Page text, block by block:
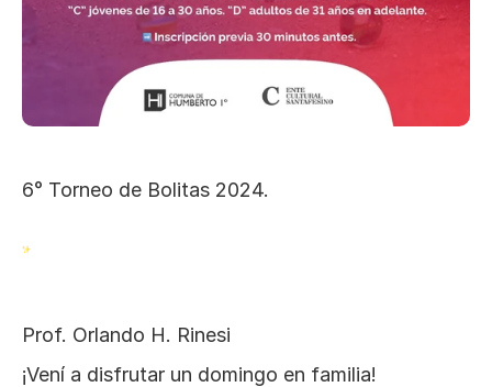
6° Torneo de Bolitas 2024.
Prof. Orlando H. Rinesi
¡Vení a disfrutar un domingo en familia!